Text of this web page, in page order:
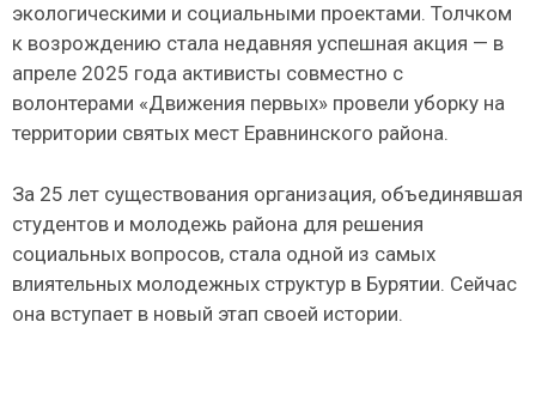
экологическими и социальными проектами. Толчком
к возрождению стала недавняя успешная акция — в
апреле 2025 года активисты совместно с
волонтерами «Движения первых» провели уборку на
территории святых мест Еравнинского района.
За 25 лет существования организация, объединявшая
студентов и молодежь района для решения
социальных вопросов, стала одной из самых
влиятельных молодежных структур в Бурятии. Сейчас
она вступает в новый этап своей истории.